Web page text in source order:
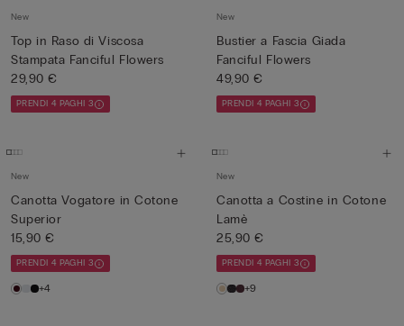
New
Top in Raso di Viscosa
Stampata Fanciful Flowers
29,90 €
PRENDI 4 PAGHI 3
New
Bustier a Fascia Giada
Fanciful Flowers
49,90 €
PRENDI 4 PAGHI 3
New
Canotta Vogatore in Cotone
Superior
15,90 €
PRENDI 4 PAGHI 3
+4
New
Canotta a Costine in Cotone
Lamè
25,90 €
PRENDI 4 PAGHI 3
+9